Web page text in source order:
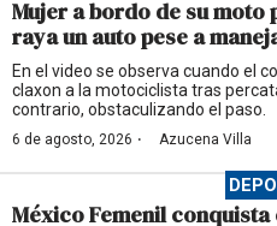
Mujer a bordo de su
raya un auto pese a
En el video se observa cuando el
claxon a la motociclista tras
contrario, obstaculizando el paso.
6 de agosto, 2026 · Azucena Villa
México Femenil